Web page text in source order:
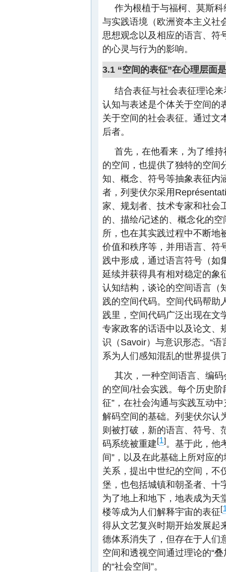
作为根植于与福柯、莫斯
与实践语境（欧洲资本主义社
思想观念以及相应的语言、符
的心灵与行为的影响。
3.1 “空间的表征”在心理层面
结合表征与社会表征理论
认知与表述是个体关于空间的
关于空间的社会表征。通过文
后者。
首先，在他看来，为了维
的空间，也提供了独特的空间
知、概念、符号等抽象表征内
者，列斐伏尔采用
家、规划者、技术专家和社会
的、描绘/记述的、概念化的空
所，也在其实践过程中不断地
价值和秩序等，并用语言、符
践中形成，通过语言符号（如
延续并获得具有相对稳定的象
认知结构，谈论的空间语言（
践的空间代码。空间代码帮助
践里，空间代码广泛出现在文
专家政客的话语中以及论文、
识（Savoir）与意识形态。“语
系为人们感知混乱的世界提供
其次，一种空间语言、编
的空间/社会实践。每个历史
征”，在社会沟通与实践互动
解码空间的基础。列斐伏尔认
则被打破，新的语言、符号、
码系统被重建[1]。基于此，他
间”，以及在此基础上所对应
关系，提出中世纪的空间，不
堡，也包括城镇和朝圣者、十
为了地上和地下，地表成为天
楼等成为人们解释宇宙的表征[
得从文艺复兴时期开始发展起
德体系消失了，但存在于人们
空间和透视空间通过理论的“
的“社会空间”。